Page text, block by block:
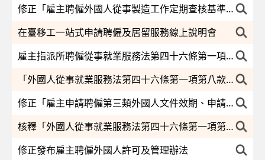
修正「雇主聘僱外國人從事製造工作定期查核基準」部分規定及第七點附表三，並自即日生效
在臺移工一站式申請聘僱及居留服務線上說明會
雇主指派所聘僱從事就業服務法第四十六條第一項第八款至第十款規定工作之外國人變更工作場所認定基準
「外國人從事就業服務法第四十六條第一項第八款至第十一款工作資格及審查標準」
修正「雇主申請聘僱第三類外國人文件效期、申請程序及其他經中央主管機關規定之文件」，並自中華民國一百十二年十月十五日生效。
核釋「外國人從事就業服務法第四十六條第一項第八款至第十一款工作資格及審查標準」第9條等規定，雇主申請初次招募、引進及聘僱外國人之人數，經計算結果遇有小數點時，採無條件進位法，取整數計算，自即日生效。
修正發布雇主聘僱外國人許可及管理辦法